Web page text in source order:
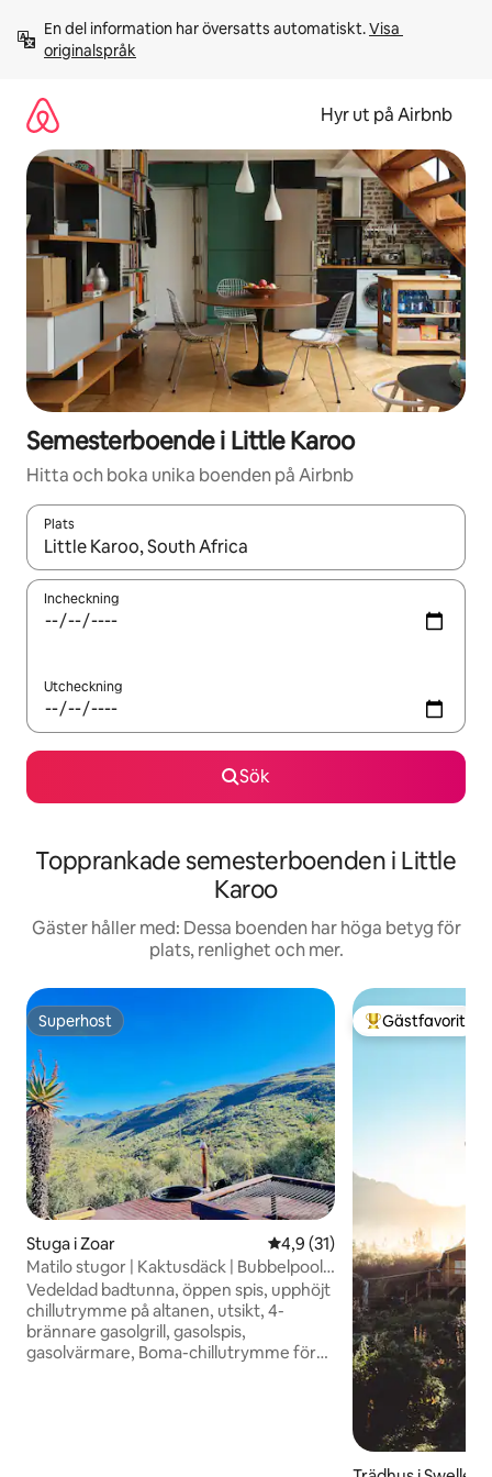
innehåll
En del information har översatts automatiskt. Visa
originalspråk
Hyr ut på Airbnb
Semesterboende i Little Karoo
Hitta och boka unika boenden på Airbnb
Plats
När resultaten är tillgängliga kan du navigera med upp- och
Incheckning
Utcheckning
Sök
Topprankade semesterboenden i Little
Karoo
Gäster håller med: Dessa boenden har höga betyg för
plats, renlighet och mer.
Superhost
Superhost
Stuga i Zoar 4,9 av 5 i genomsnittligt
4,9 (31)
Matilo stugor | Kaktusdäck | Bubbelpool
och öppen spis
Vedeldad badtunna, öppen spis, upphöjt
chillutrymme på altanen, utsikt, 4-
brännare gasolgrill, gasolspis,
gasolvärmare, Boma-chillutrymme för
Populär
Gästfavorit